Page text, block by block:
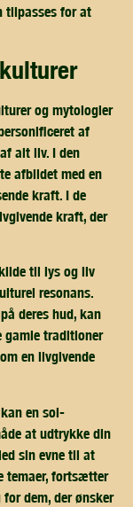
tilpasses for at
og mytologier
af
alt liv. I den
afbildet med en
kraft. I de
kraft, der
til lys og liv
resonans.
deres hud, kan
gamle traditioner
en livgivende
en sol-
at udtrykke din
sin evne til at
temaer, fortsætter
dem, der ønsker